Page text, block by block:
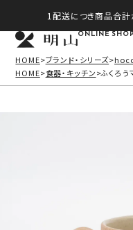
1配送につき商品合
ONLINE SHOP
HOME ブランド・シリーズ
HOME 食器・キッチン ふくろう